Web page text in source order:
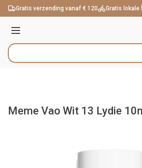
Ga naar de inhoud
Gratis verzending vanaf € 120 Gratis lokale
Menu
Product, merk, categorie...
Meme Vao Wit 13 Lydie